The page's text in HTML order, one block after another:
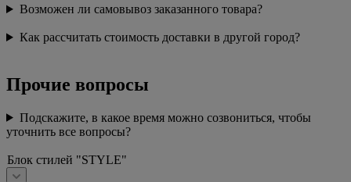
Возможен ли самовывоз заказанного товара?
Как рассчитать стоимость доставки в другой город?
Прочие вопросы
Подскажите, в какое время можно созвониться, чтобы
уточнить все вопросы?
Блок стилей "STYLE"